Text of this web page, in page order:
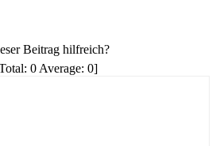
Beitrag hilfreich?
0 Average: 0]